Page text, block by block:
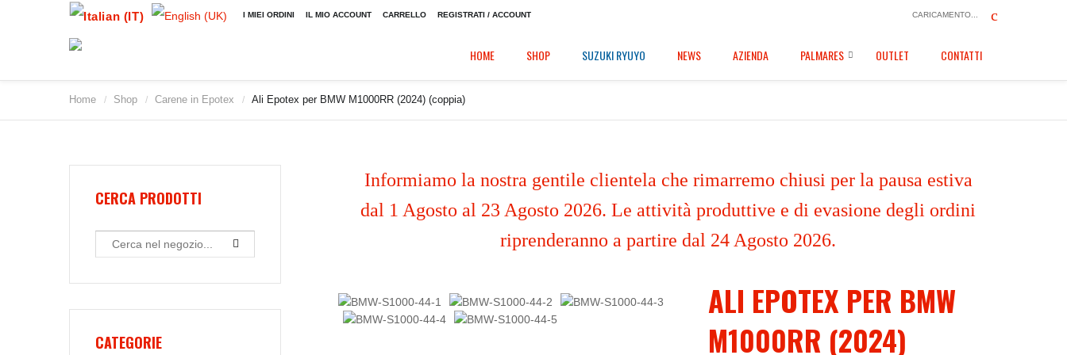
I MIEI ORDINI IL MIO ACCOUNT CARRELLO REGISTRATI / ACCOUNT CARICAMENTO...
HOME SHOP SUZUKI RYUYO NEWS AZIENDA PALMARES OUTLET CONTATTI
Home / Shop / Carene in Epotex / Ali Epotex per BMW M1000RR (2024) (coppia)
Informiamo la nostra gentile clientela che rimarremo chiusi per la pausa estiva
dal 1 Agosto al 23 Agosto 2026. Le attività produttive e di evasione degli ordini
riprenderanno a partire dal 24 Agosto 2026.
ALI EPOTEX PER BMW
M1000RR (2024)
CERCA PRODOTTI
CATEGORIE